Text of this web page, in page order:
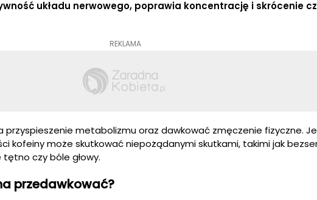
układu nerwowego, poprawia koncentrację i skrócenie
REKLAMA
przyspieszenie metabolizmu oraz dawkować zmęczenie fizyczne.
kofeiny może skutkować niepożądanymi skutkami, takimi jak
tętno czy bóle głowy.
przedawkować?